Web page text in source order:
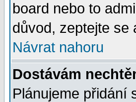
board nebo to
důvod, zeptejte se
Návrat nahoru
Dostávám
Plánujeme přidání